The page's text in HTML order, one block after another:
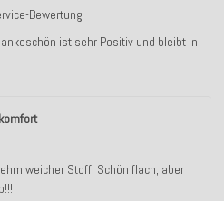
Bewertung
ist sehr Positiv und bleibt in
weicher Stoff. Schön flach, aber